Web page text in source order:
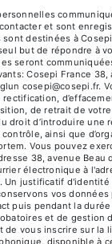
et sont
destinées à
but de répondre à
seront
Cosepi France 38,
cosepi@cosepi.fr.
rectification,
de retrait de
droit d’introduire une
ainsi que
Vous pouvez
38, avenue Beau
électronique à
Un justificatif d'identité
vos
puis pendant la
et de gestion
de vous inscrire sur la